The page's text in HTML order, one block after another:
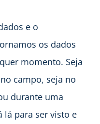
e o
os dados
momento. Seja
campo, seja no
durante uma
lá para ser visto e